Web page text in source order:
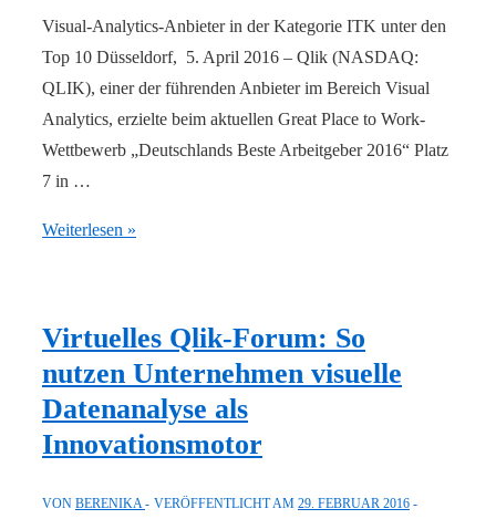
Visual-Analytics-Anbieter in der Kategorie ITK unter den
Top 10 Düsseldorf, 5. April 2016 – Qlik (NASDAQ:
QLIK), einer der führenden Anbieter im Bereich Visual
Analytics, erzielte beim aktuellen Great Place to Work-
Wettbewerb „Deutschlands Beste Arbeitgeber 2016“ Platz
7 in …
Qlik
Place
to
Work
als
der
Weiterlesen »
Virtuelles Qlik-Forum: So
nutzen Unternehmen visuelle
Datenanalyse als
Innovationsmotor
VON BERENIKA VERÖFFENTLICHT AM 29. FEBRUAR 2016